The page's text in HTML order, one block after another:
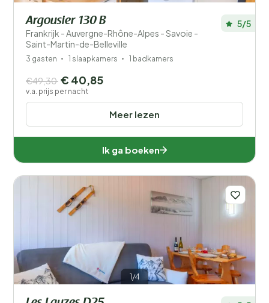
Argousier 130 B
Frankrijk - Auvergne-Rhône-Alpes - Savoie -
Saint-Martin-de-Belleville
5/5
3 gasten 1 slaapkamers 1 badkamers
Meer lezen
€49,30 € 40,85
v.a. prijs per nacht
Ik ga boeken
1/4